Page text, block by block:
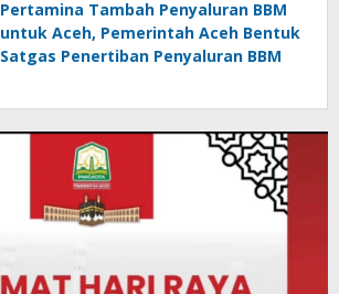
Pertamina Tambah Penyaluran BBM
untuk Aceh, Pemerintah Aceh Bentuk
Satgas Penertiban Penyaluran BBM